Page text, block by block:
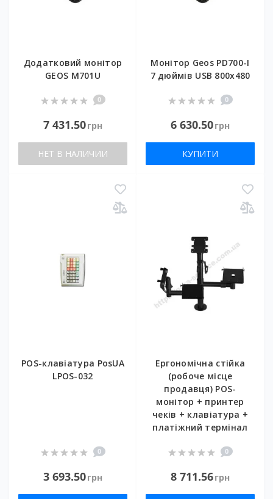
Додатковий монітор
GEOS M701U
0
7 431.50грн
НЕТ В НАЛИЧИИ
Монітор Geos PD700-I
7 дюймів USB 800x480
0
6 630.50грн
КУПИТИ
POS-клавіатура PosUA
LPOS-032
0
3 693.50грн
Ергономічна стійка
(робоче місце
продавця) POS-
монітор + принтер
чеків + клавіатура +
платіжний термінал
0
8 711.56грн